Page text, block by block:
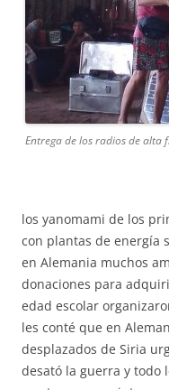
Entrega de los radios de alta
los yanomami de los
con plantas de energía
en Alemania muchos
donaciones para
edad escolar
les conté que en
desplazados de Siria
desató la guerra y todo